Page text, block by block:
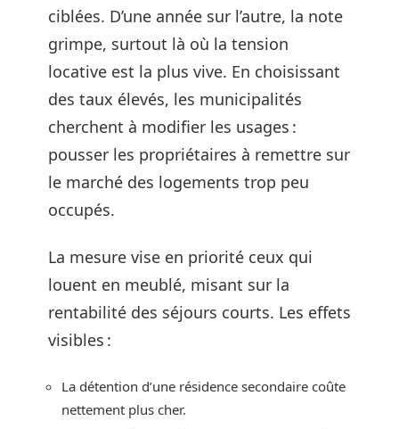
ciblées. D’une année sur l’autre, la note
grimpe, surtout là où la tension
locative est la plus vive. En choisissant
des taux élevés, les municipalités
cherchent à modifier les usages :
pousser les propriétaires à remettre sur
le marché des logements trop peu
occupés.
La mesure vise en priorité ceux qui
louent en meublé, misant sur la
rentabilité des séjours courts. Les effets
visibles :
La détention d’une résidence secondaire coûte
nettement plus cher.